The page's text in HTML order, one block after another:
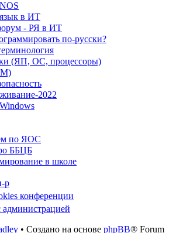
в ИТ
- РЯ в ИТ
по-русски?
(ЯП, ОС, процессоры)
2022
по ЯОС
ББЦБ
в школе
р
конференции
администрацией
• Создано на основе phpBB® Forum